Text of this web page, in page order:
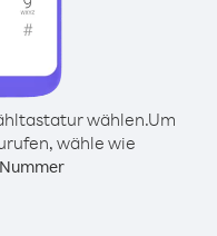
wählen.Um
wähle wie